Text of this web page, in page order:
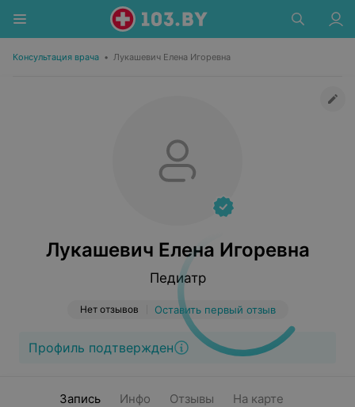
Консультация врача • Лукашевич Елена Игоревна
Лукашевич Елена Игоревна
Педиатр
Нет отзывов Оставить первый отзыв
Профиль подтвержден
Запись Инфо Отзывы На карте